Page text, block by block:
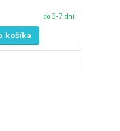
do 3-7 dní
košíka